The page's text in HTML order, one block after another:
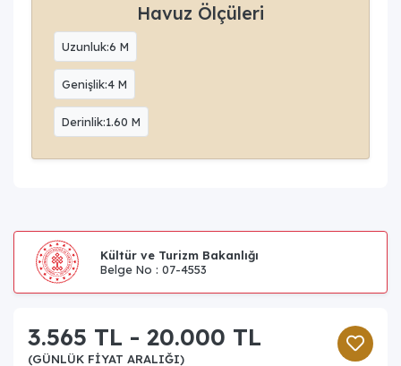
Havuz Ölçüleri
Uzunluk:6 M
Genişlik:4 M
Derinlik:1.60 M
Kültür ve Turizm Bakanlığı
Belge No : 07-4553
3.565 TL - 20.000 TL
(GÜNLÜK FIYAT ARALIĞI)